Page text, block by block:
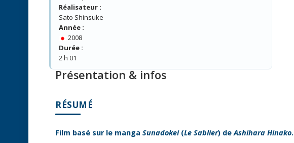
Réalisateur :
Sato Shinsuke
Année :
2008
Durée :
2 h 01
Présentation & infos
RÉSUMÉ
Film basé sur le manga Sunadokei(Le Sablier) deAshihara Hinako.